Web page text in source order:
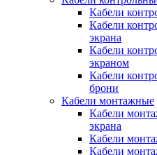
Кабели
Кабели
экрана
Кабели
экраном
Кабели
брони
Кабели монтажные
Кабели
экрана
Кабели
Кабели